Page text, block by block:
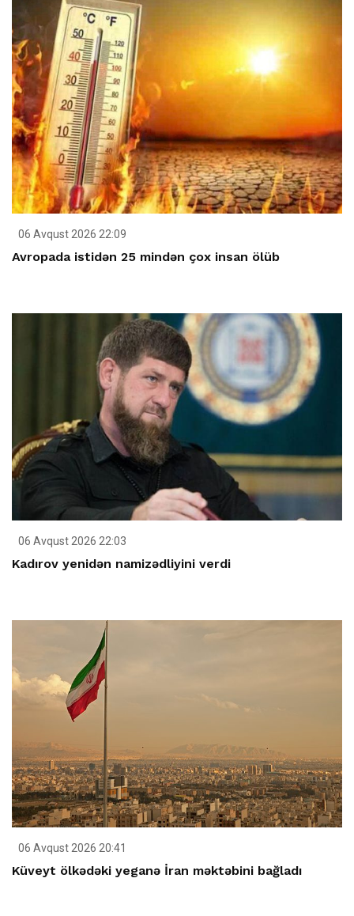
06 Avqust 2026 22:09
Avropada istidən 25 mindən çox insan ölüb
06 Avqust 2026 22:03
Kadırov yenidən namizədliyini verdi
06 Avqust 2026 20:41
Küveyt ölkədəki yeganə İran məktəbini bağladı